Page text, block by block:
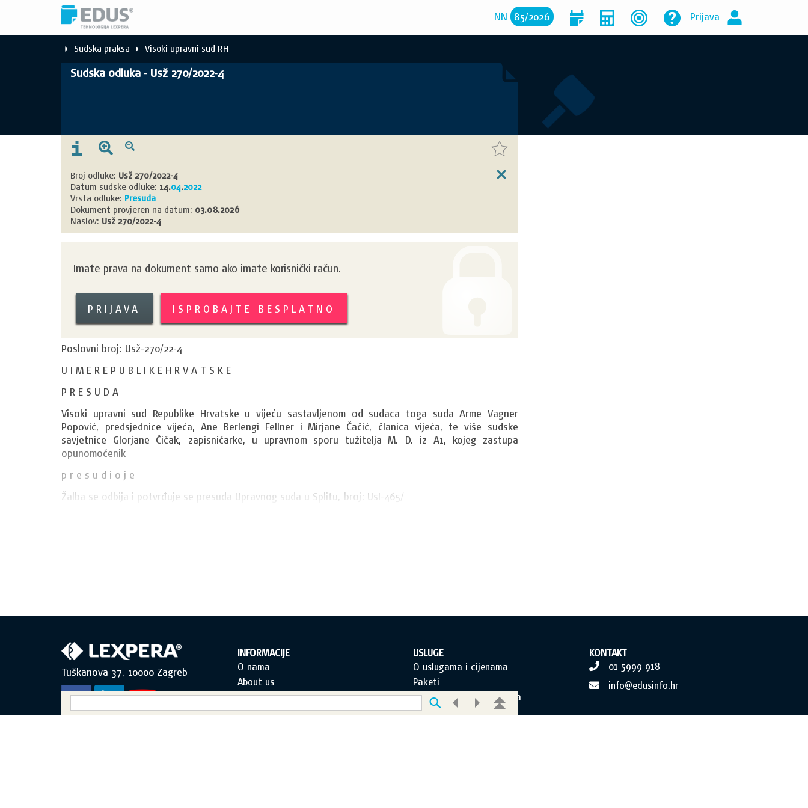
NN 85/2026 Prijava
Sudska praksa Visoki upravni sud RH
Sudska odluka - Usž 270/2022-4
Broj odluke: Usž 270/2022-4
Datum sudske odluke: 14.04.2022
Vrsta odluke: Presuda
Dokument provjeren na datum: 03.08.2026
Naslov: Usž 270/2022-4
Imate prava na dokument samo ako imate korisnički račun.
PRIJAVA ISPROBAJTE BESPLATNO
Poslovni broj: Usž-270/22-4
U I M E R E P U B L I K E H R V A T S K E
P R E S U D A
Visoki upravni sud Republike Hrvatske u vijeću sastavljenom od sudaca toga suda Arme Vagner
Popović, predsjednice vijeća, Ane Berlengi Fellner i Mirjane Čačić, članica vijeća, te više sudske
savjetnice Glorjane Čičak, zapisničarke, u upravnom sporu tužitelja M. D. iz A1, kojeg zastupa
opunomoćenik
p r e s u d i o j e
Žalba se odbija i potvrđuje se presuda Upravnog suda u Splitu, broj: UsI-465/
Tuškanova 37, 10000 Zagreb
INFORMACIJE
O nama
About us
Uvjeti korištenja
Opći uvjeti poslovanja
USLUGE
O uslugama i cijenama
Paketi
Često postavljana pitanja
Korisnička podrška
KONTAKT
01 5999 918
info@edusinfo.hr